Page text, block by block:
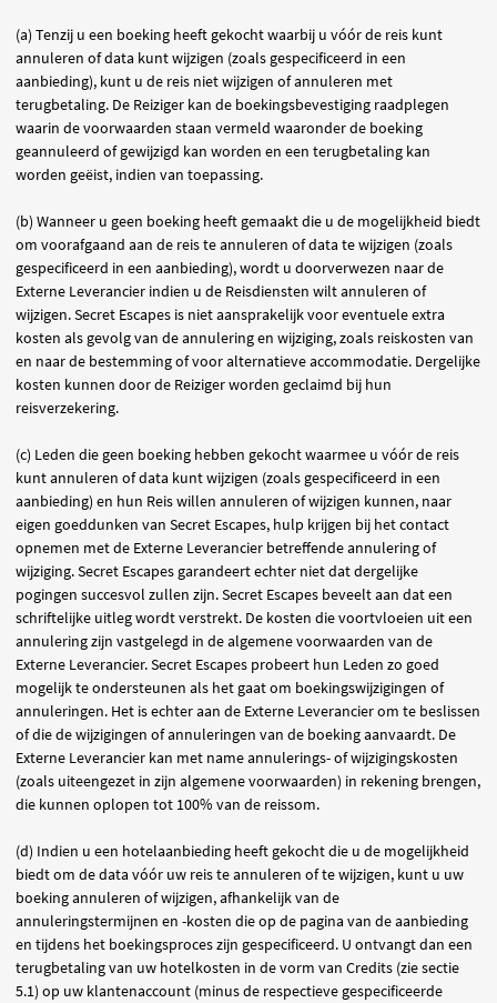
(a) Tenzij u een boeking heeft gekocht waarbij u vóór de reis kunt
annuleren of data kunt wijzigen (zoals gespecificeerd in een
aanbieding), kunt u de reis niet wijzigen of annuleren met
terugbetaling. De Reiziger kan de boekingsbevestiging raadplegen
waarin de voorwaarden staan vermeld waaronder de boeking
geannuleerd of gewijzigd kan worden en een terugbetaling kan
worden geëist, indien van toepassing.
(b) Wanneer u geen boeking heeft gemaakt die u de mogelijkheid biedt
om voorafgaand aan de reis te annuleren of data te wijzigen (zoals
gespecificeerd in een aanbieding), wordt u doorverwezen naar de
Externe Leverancier indien u de Reisdiensten wilt annuleren of
wijzigen. Secret Escapes is niet aansprakelijk voor eventuele extra
kosten als gevolg van de annulering en wijziging, zoals reiskosten van
en naar de bestemming of voor alternatieve accommodatie. Dergelijke
kosten kunnen door de Reiziger worden geclaimd bij hun
reisverzekering.
(c) Leden die geen boeking hebben gekocht waarmee u vóór de reis
kunt annuleren of data kunt wijzigen (zoals gespecificeerd in een
aanbieding) en hun Reis willen annuleren of wijzigen kunnen, naar
eigen goeddunken van Secret Escapes, hulp krijgen bij het contact
opnemen met de Externe Leverancier betreffende annulering of
wijziging. Secret Escapes garandeert echter niet dat dergelijke
pogingen succesvol zullen zijn. Secret Escapes beveelt aan dat een
schriftelijke uitleg wordt verstrekt. De kosten die voortvloeien uit een
annulering zijn vastgelegd in de algemene voorwaarden van de
Externe Leverancier. Secret Escapes probeert hun Leden zo goed
mogelijk te ondersteunen als het gaat om boekingswijzigingen of
annuleringen. Het is echter aan de Externe Leverancier om te beslissen
of die de wijzigingen of annuleringen van de boeking aanvaardt. De
Externe Leverancier kan met name annulerings- of wijzigingskosten
(zoals uiteengezet in zijn algemene voorwaarden) in rekening brengen,
die kunnen oplopen tot 100% van de reissom.
(d) Indien u een hotelaanbieding heeft gekocht die u de mogelijkheid
biedt om de data vóór uw reis te annuleren of te wijzigen, kunt u uw
boeking annuleren of wijzigen, afhankelijk van de
annuleringstermijnen en -kosten die op de pagina van de aanbieding
en tijdens het boekingsproces zijn gespecificeerd. U ontvangt dan een
terugbetaling van uw hotelkosten in de vorm van Credits (zie sectie
5.1) op uw klantenaccount (minus de respectieve gespecificeerde